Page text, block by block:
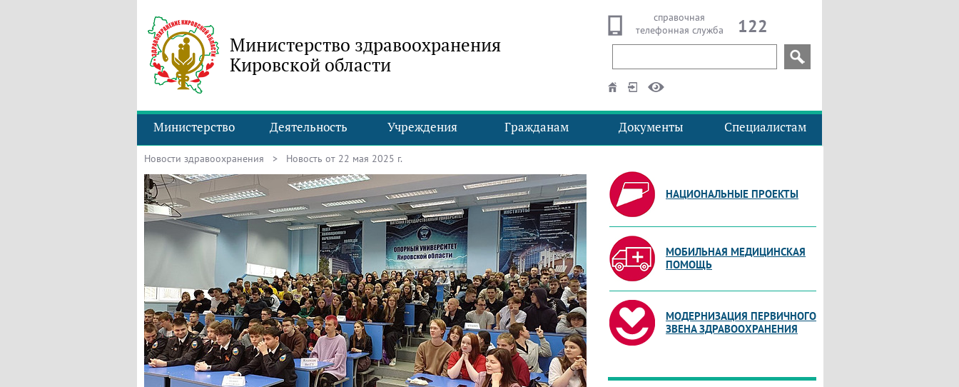
Министерство здравоохранения
Кировской области
справочная
телефонная служба
122
Министерство Деятельность Учреждения Гражданам Документы Специалистам
Новости здравоохранения > Новость от 22 мая 2025 г.
НАЦИОНАЛЬНЫЕ ПРОЕКТЫ
МОБИЛЬНАЯ МЕДИЦИНСКАЯ
ПОМОЩЬ
МОДЕРНИЗАЦИЯ ПЕРВИЧНОГО
ЗВЕНА ЗДРАВООХРАНЕНИЯ